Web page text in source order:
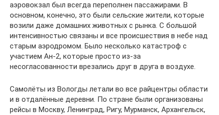
аэровокзал был всегда переполнен пассажирами. В
основном, конечно, это были сельские жители, которые
возили даже домашних животных с рынка. С большой
интенсивностью связаны и все происшествия в небе над
старым аэродромом. Было несколько катастроф с
участием Ан-2, которые просто из-за
несогласованности врезались друг в друга в воздухе.
Самолёты из Вологды летали во все райцентры области
и в отдалённые деревни. По стране были организованы
рейсы в Москву, Ленинград, Ригу, Мурманск, Архангельск,